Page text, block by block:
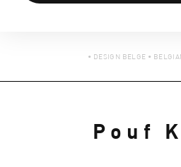
• DESIGN BELGE •
Pouf